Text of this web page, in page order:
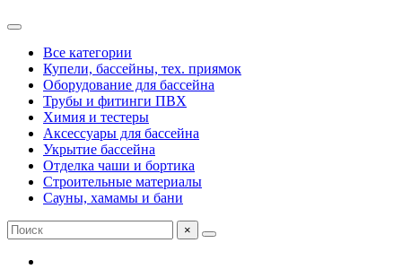
Все категории
Купели, бассейны, тех. приямок
Оборудование для бассейна
Трубы и фитинги ПВХ
Химия и тестеры
Аксессуары для бассейна
Укрытие бассейна
Отделка чаши и бортика
Строительные материалы
Сауны, хамамы и бани
×